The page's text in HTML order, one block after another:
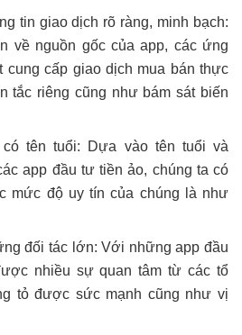
tin giao dịch rõ ràng, minh bạch:
về nguồn gốc của app, các ứng
cung cấp giao dịch mua bán thực
tắc riêng cũng như bám sát biến
tên tuổi: Dựa vào tên tuổi và
app đầu tư tiền ảo, chúng ta có
mức độ uy tín của chúng là như
đối tác lớn: Với những app đầu
nhiều sự quan tâm từ các tổ
tỏ được sức mạnh cũng như vị